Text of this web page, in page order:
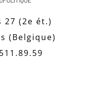
27 (2e ét.)
(Belgique)